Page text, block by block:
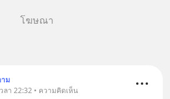
โฆษณา
ม
ลา 22:32 • ความคิดเห็น